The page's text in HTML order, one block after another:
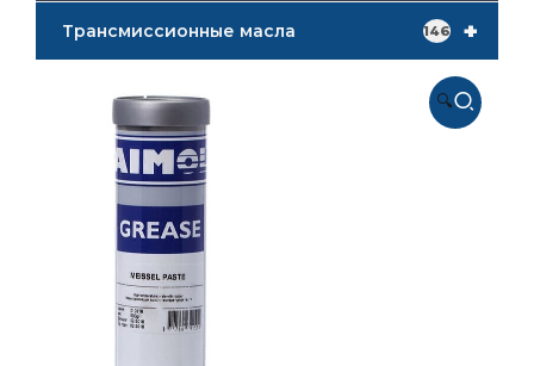
+
Трансмиссионные масла 146
🔍